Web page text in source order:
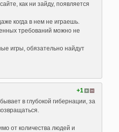
как ни зайду, появляется
когда в нем не играешь.
требований можно не
игры, обязательно найдут
+1
в глубокой гибернации, за
от количества людей и